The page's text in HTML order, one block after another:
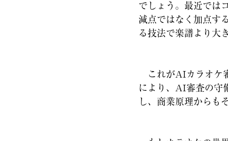
でしょう。最近では
減点ではなく加点す
る技法で楽譜より大
これがAIカラオケ
により、AI審査の守
し、商業原理からも